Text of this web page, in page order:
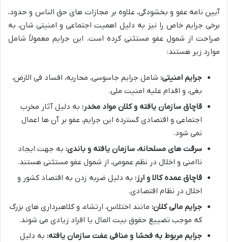
آیین نامه عفو و بخشودگی، علاوه بر مجازات های حق الناس و حدود،
برخی جرایم خاص را نیز به دلیل اهمیت اجتماعی و امنیتی شان، به
صراحت از شمول عفو مستثنی کرده است. این جرایم معمولاً شامل
موارد زیر هستند:
جرایم امنیتی: شامل جرایم جاسوسی، محاربه، افساد فی الارض،
بغی، و اقدام علیه امنیت ملی.
قاچاق سازمان یافته و کلان مواد مخدر: به دلیل آثار مخرب
اجتماعی و اقتصادی گسترده این جرایم، عفو بر آن ها اعمال
نمی شود.
سرقت های مسلحانه، سازمان یافته و باندی: به جهت ایجاد
ناامنی و اخلال در نظم عمومی، از شمول عفو مستثنی هستند.
قاچاق عمده کالا و ارز: به دلیل ضربه زدن به اقتصاد کشور و
اخلال در نظام اقتصادی.
جرایم مالی کلان: مانند اختلاس، ارتشاء، و کلاهبرداری های بزرگ
که موجب تضییع حقوق بیت المال یا افراد زیادی می شوند.
جرایم مربوط به فحشا و منافی عفت سازمان یافته: به دلیل